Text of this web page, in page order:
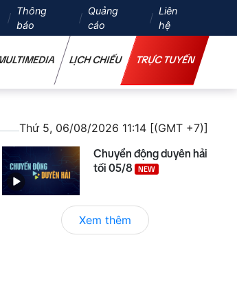
Thông
báo
Quảng
cáo
Liên
hệ
LỊCH CHIẾU TRỰC TUYẾN
Thứ 5, 06/08/2026 11:14 [(GMT +7)]
Chuyển động duyên hải
tối 05/8 NEW
Xem thêm